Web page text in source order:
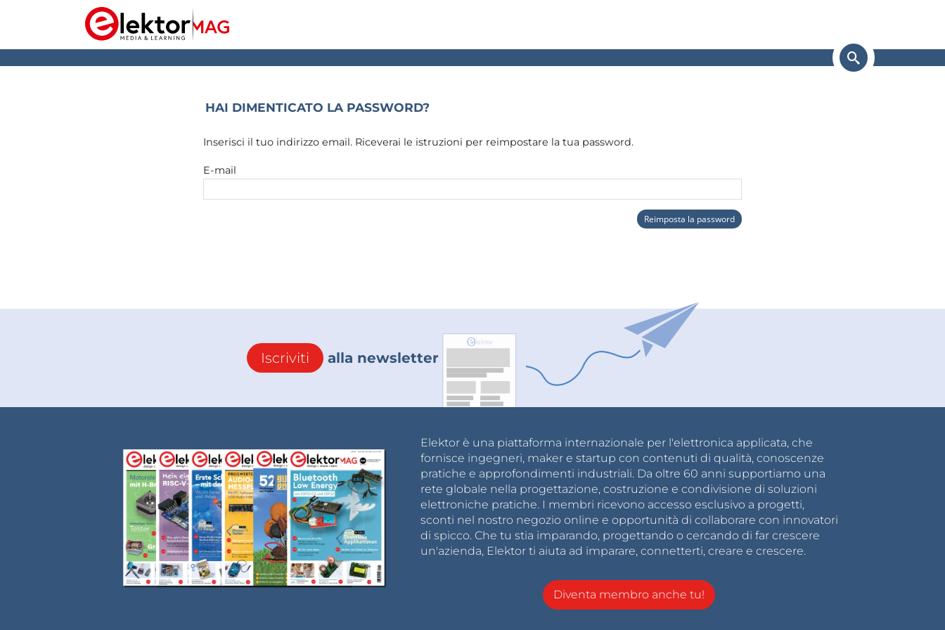
HAI DIMENTICATO LA PASSWORD?
Inserisci il tuo indirizzo email. Riceverai le istruzioni per reimpostare la tua password.
E-mail
Reimposta la password
Iscriviti alla newsletter
Elektor è una piattaforma internazionale per l'elettronica applicata, che
fornisce ingegneri, maker e startup con contenuti di qualità, conoscenze
pratiche e approfondimenti industriali. Da oltre 60 anni supportiamo una
rete globale nella progettazione, costruzione e condivisione di soluzioni
elettroniche pratiche. I membri ricevono accesso esclusivo a progetti,
sconti nel nostro negozio online e opportunità di collaborare con innovatori
di spicco. Che tu stia imparando, progettando o cercando di far crescere
un'azienda, Elektor ti aiuta ad imparare, connetterti, creare e crescere.
Diventa membro anche tu!